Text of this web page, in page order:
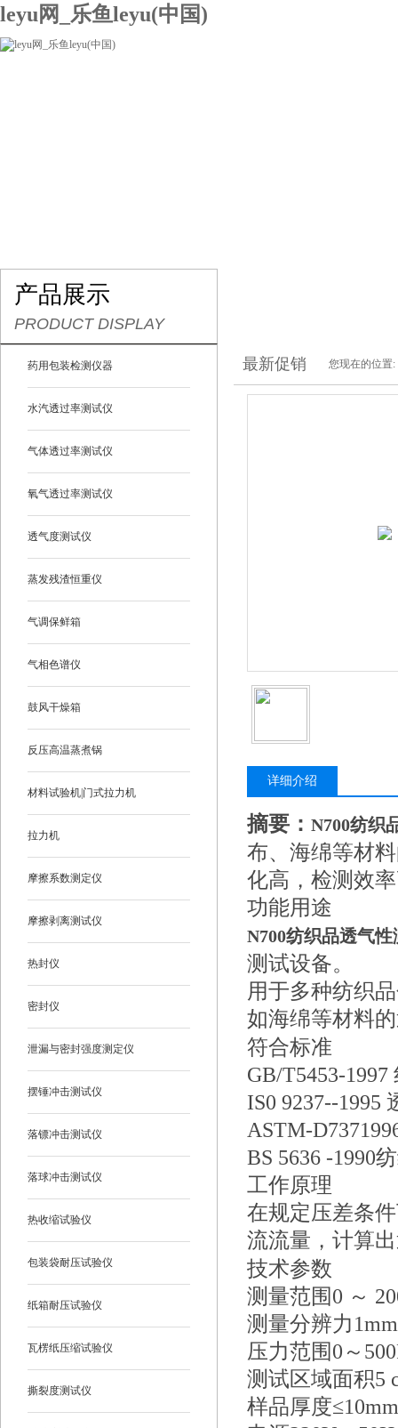
leyu网_乐鱼leyu(中国)
产品展示
PRODUCT DISPLAY
药用包装检测仪器
水汽透过率测试仪
气体透过率测试仪
氧气透过率测试仪
透气度测试仪
蒸发残渣恒重仪
气调保鲜箱
气相色谱仪
鼓风干燥箱
反压高温蒸煮锅
材料试验机|门式拉力机
拉力机
摩擦系数测定仪
摩擦剥离测试仪
热封仪
密封仪
泄漏与密封强度测定仪
摆锤冲击测试仪
落镖冲击测试仪
落球冲击测试仪
热收缩试验仪
包装袋耐压试验仪
纸箱耐压试验仪
瓦楞纸压缩试验仪
撕裂度测试仪
最新促销 您现在的位置:
详细介绍
摘要： N700纺织
布、海绵等材
化高，检测效
功能用途
N700纺织品透气性
测试设备。
用于多种纺织
如海绵等材料
符合标准
GB/T5453-
IS0 9237--1995
ASTM-
BS 5636 -1990
工作原理
在规定压差条
流流量，计算
技术参数
测量范围0 ～
测量分辨力
压力范围0～
测试区域面积5
样品厚度≤10mm